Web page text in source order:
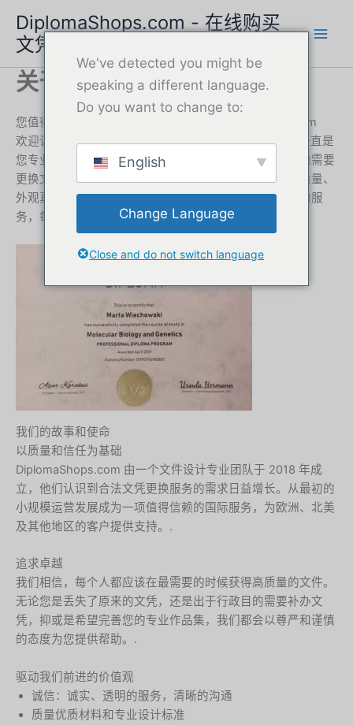
容
DiplomaShops.com - 在线购买
文凭 | 快捷安全的服务
关于我们
您值得信赖的文凭服务提供商，www.DiplomaShops.com
欢迎访问 DiplomaShops.com，自 2018 年以来，我们一直是
您专业文凭服务的可靠合作伙伴。我们专注于为世界各地需要
更换文件、职业晋升工具或个人参考资料的个人制作高质量、
外观真实的文凭。我们的使命是提供快速、安全、谨慎的服
务，每一次都超越客户的期望。.
我们的故事和使命
以质量和信任为基础
DiplomaShops.com 由一个文件设计专业团队于 2018 年成
立，他们认识到合法文凭更换服务的需求日益增长。从最初的
小规模运营发展成为一项值得信赖的国际服务，为欧洲、北美
及其他地区的客户提供支持。.
追求卓越
我们相信，每个人都应该在最需要的时候获得高质量的文件。
无论您是丢失了原来的文凭，还是出于行政目的需要补办文
凭，抑或是希望完善您的专业作品集，我们都会以尊严和谨慎
的态度为您提供帮助。.
驱动我们前进的价值观
诚信：诚实、透明的服务，清晰的沟通
质量优质材料和专业设计标准
We've detected you might be
speaking a different language.
Do you want to change to:
English
Change Language
Close and do not switch language